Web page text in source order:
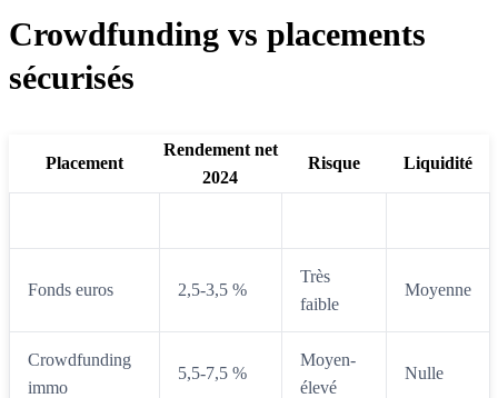
Crowdfunding vs placements
sécurisés
Placement
Rendement net
2024
Risque Liquidité
Fonds euros 2,5-3,5 %
Très
faible
Moyenne
Crowdfunding
immo
5,5-7,5 %
Moyen-
élevé
Nulle